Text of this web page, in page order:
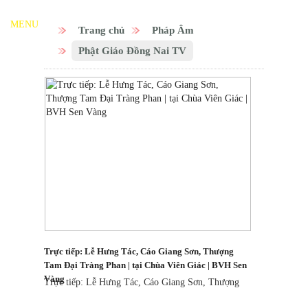
MENU
Trang chủ
Pháp Âm
Phật Giáo Đồng Nai TV
Trực tiếp: Lễ Hưng Tác, Cáo Giang Sơn, Thượng
Tam Đại Tràng Phan | tại Chùa Viên Giác | BVH Sen
Vàng
Trực tiếp: Lễ Hưng Tác, Cáo Giang Sơn, Thượng